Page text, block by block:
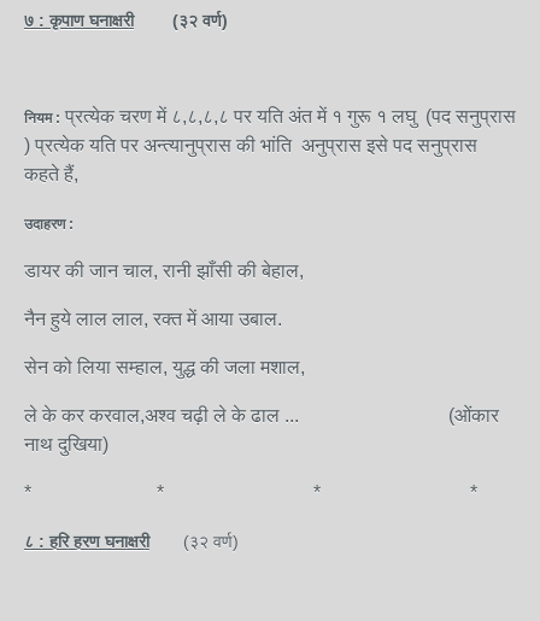
७ : कृपाण घनाक्षरी(३२ वर्ण)
नियम : प्रत्येक चरण में ८,८,८,८ पर यति अंत में १ गुरू १ लघु (पद सनुप्रास
) प्रत्येक यति पर अन्त्यानुप्रास की भांति अनुप्रास इसे पद सनुप्रास
कहते हैं,
उदाहरण :
डायर की जान चाल, रानी झाँसी की बेहाल,
नैन हुये लाल लाल, रक्त में आया उबाल.
सेन को लिया सम्हाल, युद्ध की जला मशाल,
ले के कर करवाल,अश्व चढ़ी ले के ढाल ... (ओंकार
नाथ दुखिया)
* * * *
८ : हरि हरण घनाक्षरी(३२ वर्ण)